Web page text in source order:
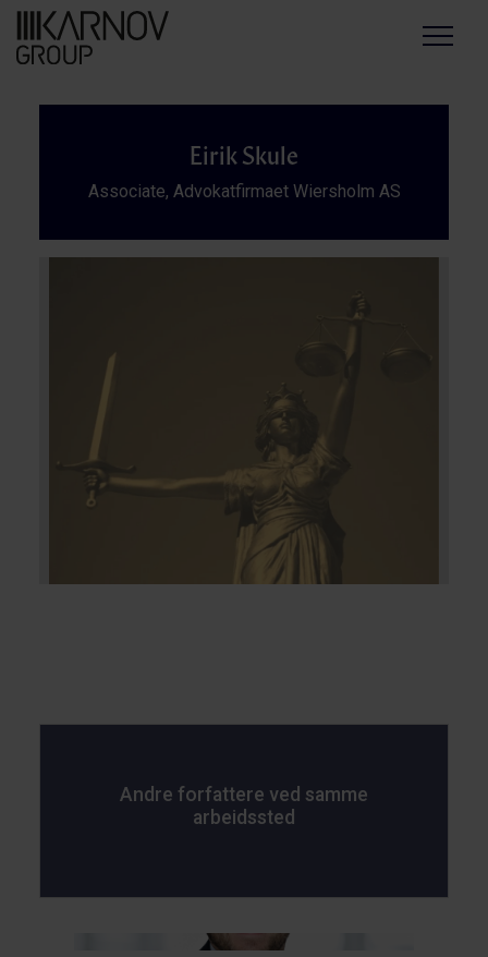
Menu
Eirik Skule
Associate, Advokatfirmaet Wiersholm AS
Andre forfattere ved samme
arbeidssted